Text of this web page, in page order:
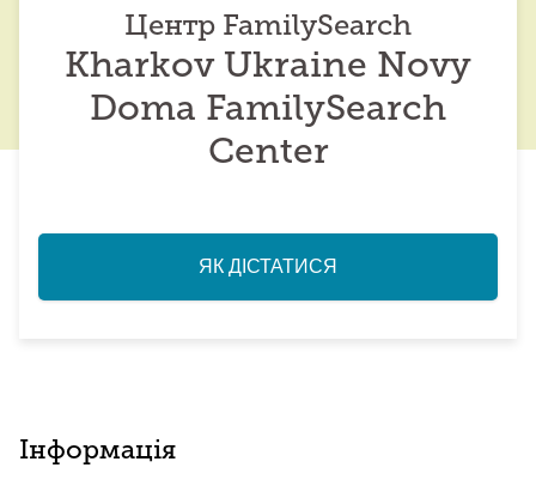
Центр FamilySearch
Kharkov Ukraine Novy
Doma FamilySearch
Center
ЯК ДІСТАТИСЯ
Інформація